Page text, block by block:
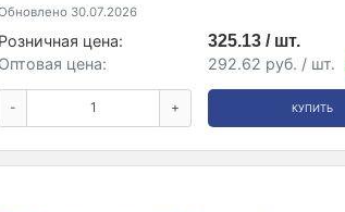
30.07.2026
Розничная цена:
325.13 / шт.
Оптовая цена:
292.62 руб. / шт.
- + КУПИТЬ